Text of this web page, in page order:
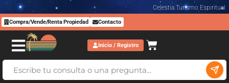
Celestia Turismo Espiritual
Compra/Vende/Renta Propiedad Contacto
Inicio / Registro